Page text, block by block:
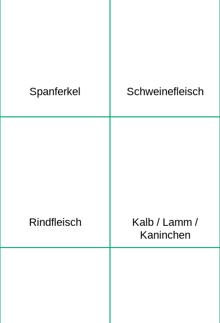
Spanferkel Schweine­fleisch
Rindfleisch
Kalb / Lamm /
Kaninchen